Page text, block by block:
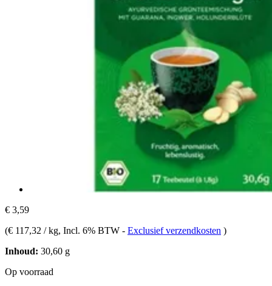
€ 3,59
(€ 117,32 / kg, Incl. 6% BTW - Exclusief verzendkosten )
Inhoud: 30,60 g
Op voorraad